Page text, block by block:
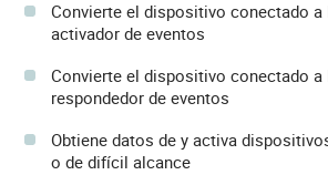
Convierte el dispositivo conectado a
activador de eventos
Convierte el dispositivo conectado
respondedor de eventos
Obtiene datos de y activa
o de difícil alcance